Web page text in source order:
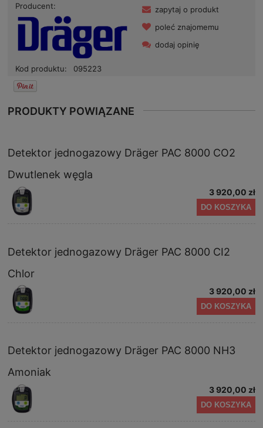
Producent:
Kod produktu: 095223
zapytaj o produkt
poleć znajomemu
dodaj opinię
PRODUKTY POWIĄZANE
Detektor jednogazowy Dräger PAC 8000 CO2
Dwutlenek węgla
3 920,00 zł
DO KOSZYKA
Detektor jednogazowy Dräger PAC 8000 CI2
Chlor
3 920,00 zł
DO KOSZYKA
Detektor jednogazowy Dräger PAC 8000 NH3
Amoniak
3 920,00 zł
DO KOSZYKA